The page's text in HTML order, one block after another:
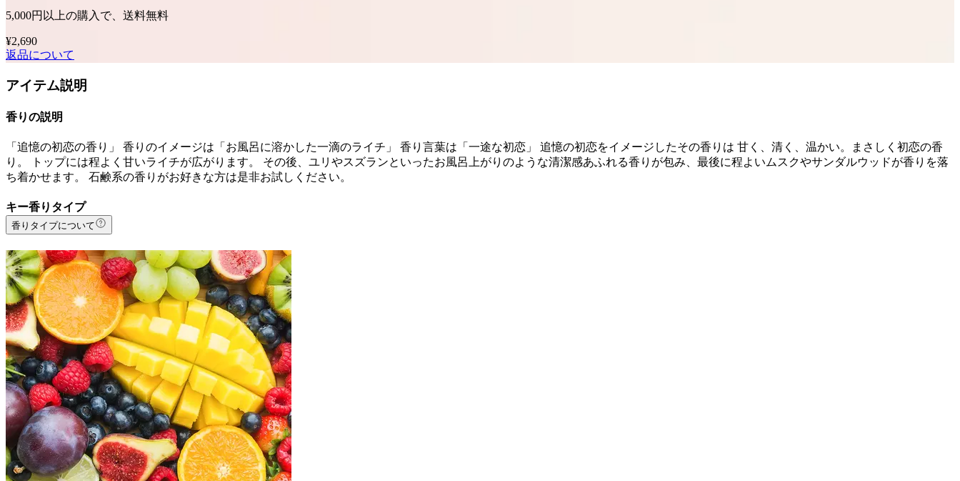
5,000円以上の購入で、送料無料
¥2,690
返品について
アイテム説明
香りの説明
「追憶の初恋の香り」 香りのイメージは「お風呂に溶かした一滴のライチ」 香り言葉は「一途な初恋」 追憶の初恋をイメージしたその香りは 甘く、清く、温かい。まさしく初恋の香
り。 トップには程よく甘いライチが広がります。 その後、ユリやスズランといったお風呂上がりのような清潔感あふれる香りが包み、最後に程よいムスクやサンダルウッドが香りを落
ち着かせます。 石鹸系の香りがお好きな方は是非お試しください。
キー香りタイプ
香りタイプについて